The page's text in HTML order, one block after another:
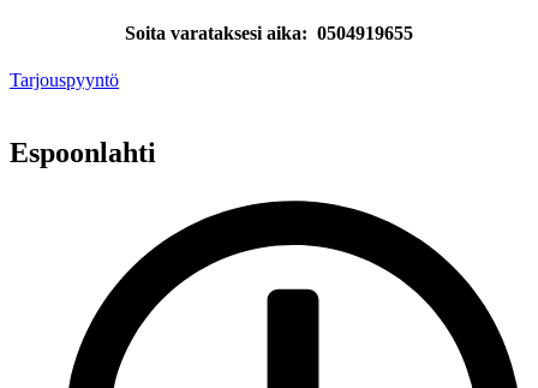
Soita varataksesi aika: 0504919655
Tarjouspyyntö
Espoonlahti